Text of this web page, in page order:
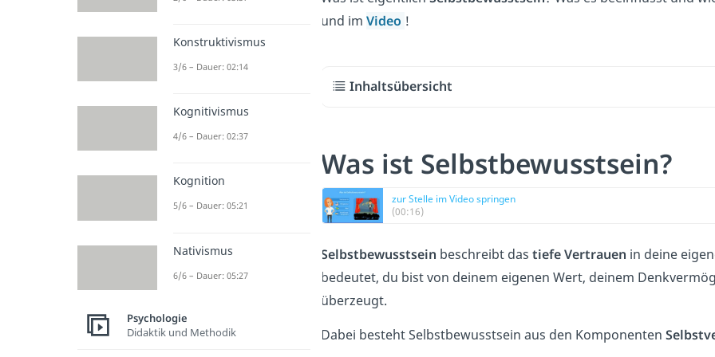
und im Video !
Inhaltsübersicht
Was ist Selbstbewusstsein?
zur Stelle im Video springen
(00:16)
Selbstbewusstsein beschreibt das tiefe Vertrauen in deine
bedeutet, du bist von deinem eigenen Wert, deinem
überzeugt.
Dabei besteht Selbstbewusstsein aus den Komponenten
Konstruktivismus
3/6 – Dauer: 02:14
Kognitivismus
4/6 – Dauer: 02:37
Kognition
5/6 – Dauer: 05:21
Nativismus
6/6 – Dauer: 05:27
Psychologie
Didaktik und Methodik